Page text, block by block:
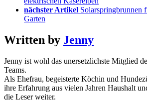
nächster Artikel Solarspringbrunnen
Garten
Written by Jenny
Jenny ist wohl das unersetzlichste Mitglied
Teams.
Als Ehefrau, begeisterte Köchin und
ihre Erfahrung aus vielen Jahren Haushalt
die Leser weiter.